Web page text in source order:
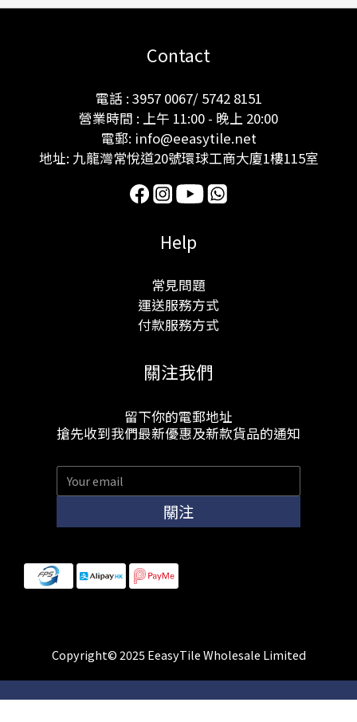
Contact
電話 : 3957 0067/ 5742 8151
營業時間 : 上午 11:00 - 晚上 20:00
電郵: info@eeasytile.net
地址: 九龍灣常悅道20號環球工商大廈1樓115室
Help
常見問題
運送服務方式
付款服務方式
關注我們
留下你的電郵地址
搶先收到我們最新優惠及新款貨品的通知
關注
Copyright© 2025 EeasyTile Wholesale Limited